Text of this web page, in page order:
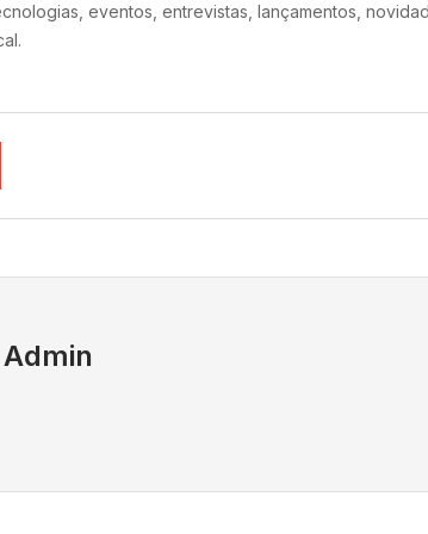
eventos, entrevistas, lançamentos,
Admin